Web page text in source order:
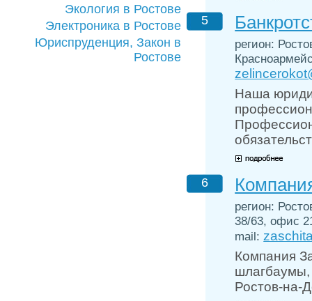
Экология в Ростове
Электроника в Ростове
Юриспруденция, Закон в
Ростове
5
регион:
Наша
6
регион:
38/63, офис
mail:
Компания
шлагбаумы,
Ростов-на-